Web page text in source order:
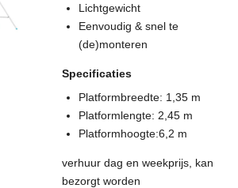
Lichtgewicht
Eenvoudig & snel te
(de)monteren
Specificaties
Platformbreedte: 1,35 m
Platformlengte: 2,45 m
Platformhoogte:6,2 m
verhuur dag en weekprijs, kan
bezorgt worden